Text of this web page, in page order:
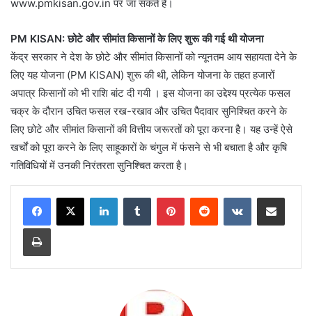
www.pmkisan.gov.in पर जा सकते हैं।
PM KISAN: छोटे और सीमांत किसानों के लिए शुरू की गई थी योजना
केंद्र सरकार ने देश के छोटे और सीमांत किसानों को न्यूनतम आय सहायता देने के
लिए यह योजना (PM KISAN) शुरू की थी, लेकिन योजना के तहत हजारों
अपात्र किसानों को भी राशि बांट दी गयी । इस योजना का उद्देश्य प्रत्येक फसल
चक्र के दौरान उचित फसल रख-रखाव और उचित पैदावार सुनिश्चित करने के
लिए छोटे और सीमांत किसानों की वित्तीय जरूरतों को पूरा करना है। यह उन्हें ऐसे
खर्चों को पूरा करने के लिए साहूकारों के चंगुल में फंसने से भी बचाता है और कृषि
गतिविधियों में उनकी निरंतरता सुनिश्चित करता है।
LinkedInTumblr PinterestReddit VKontakteShare via Email
Print